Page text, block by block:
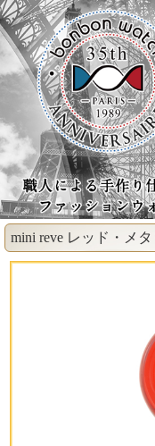
mini reve レッド・メ